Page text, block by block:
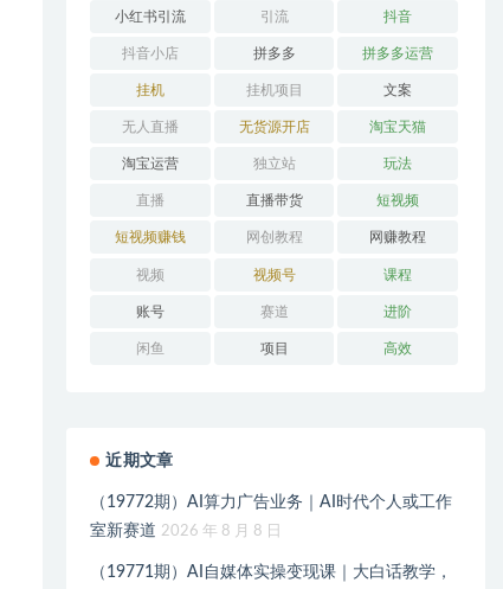
小红书引流 引流 抖音
抖音小店 拼多多 拼多多运营
挂机 挂机项目 文案
无人直播 无货源开店 淘宝天猫
淘宝运营 独立站 玩法
直播 直播带货 短视频
短视频赚钱 网创教程 网赚教程
视频 视频号 课程
账号 赛道 进阶
闲鱼 项目 高效
近期文章
（19772期）AI算力广告业务｜AI时代个人或工作
室新赛道 2026 年 8 月 8 日
（19771期）AI自媒体实操变现课｜大白话教学，